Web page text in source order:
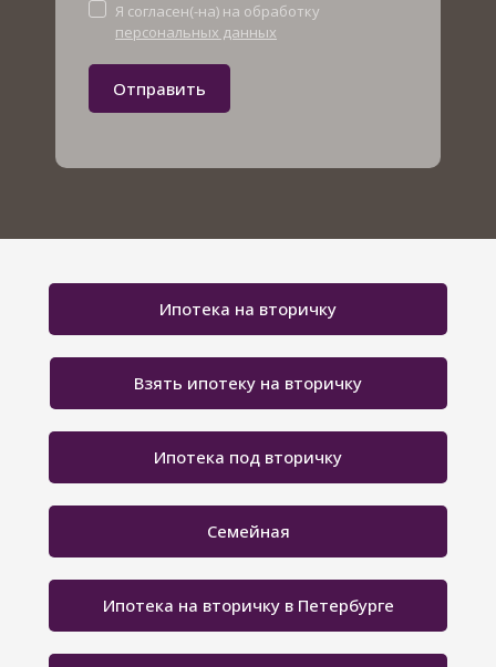
Отправить
Я согласен(-на) на обработку
персональных данных
Ипотека на вторичку в Петербурге
Семейная
Ипотека под вторичку
Взять ипотеку на вторичку
Ипотека на вторичку